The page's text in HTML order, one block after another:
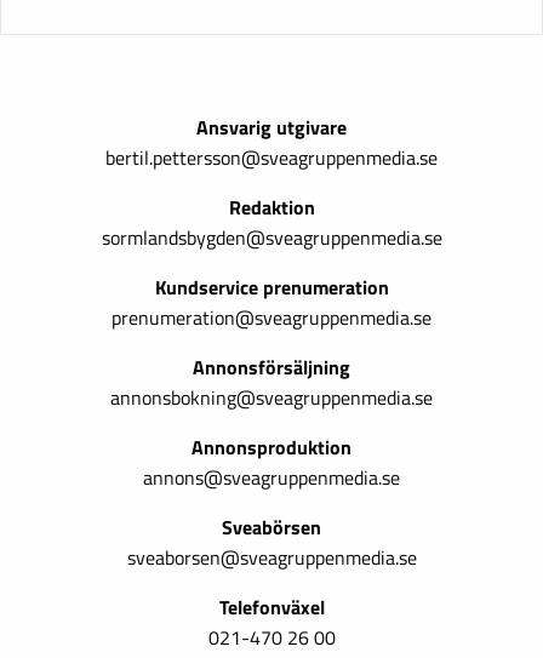
Ansvarig utgivare
bertil.pettersson@sveagruppenmedia.se
Redaktion
sormlandsbygden@sveagruppenmedia.se
Kundservice prenumeration
prenumeration@sveagruppenmedia.se
Annonsförsäljning
annonsbokning@sveagruppenmedia.se
Annonsproduktion
annons@sveagruppenmedia.se
Sveabörsen
sveaborsen@sveagruppenmedia.se
Telefonväxel
021-470 26 00